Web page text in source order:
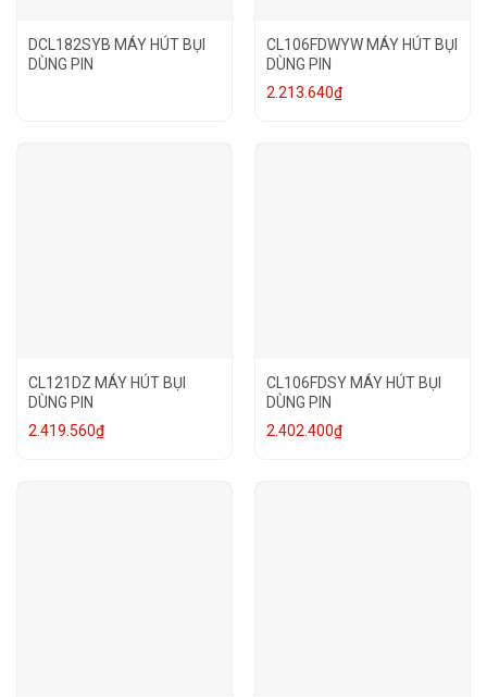
DCL182SYB MÁY HÚT BỤI
DÙNG PIN
CL106FDWYW MÁY HÚT BỤI
DÙNG PIN
2.213.640₫
CL121DZ MÁY HÚT BỤI
DÙNG PIN
2.419.560₫
CL106FDSY MÁY HÚT BỤI
DÙNG PIN
2.402.400₫